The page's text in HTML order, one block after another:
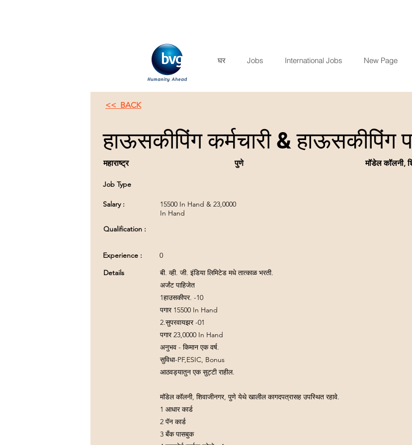
<< BACK
हाऊसकीपिंग कर्मचारी & हाऊसकीपिंग
महाराष्ट्र पुणे मॉडेल कॉलनी,
Job Type
Salary :
Qualification :
15500 In Hand & 23,0000
In Hand
Experience :
Details
0
बी. व्ही. जी. इंडिया लिमिटेड मधे तात्काळ भरती.
अर्जंट पाहिजेत
1हाउसकीपर. -10
पगार 15500 In Hand
2.सुपरवायझर -01
पगार 23,0000 In Hand
अनुभव - किमान एक वर्ष.
सुविधा-PF,ESIC, Bonus
आठवड्यातुन एक सुट्टी राहील.
मॉडेल कॉलनी, शिवाजीनगर, पुणे येथे खालील कागदपत्रासह उपस्थित रहावे.
1 आधार कार्ड
2 पॅन कार्ड
3 बँक पासबुक
घर Jobs International Jobs New Page